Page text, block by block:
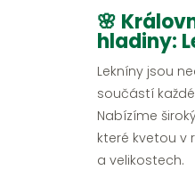
🌸
hladiny:
Lekníny jsou
součástí
Nabízíme
které kvetou v
a velikostech.